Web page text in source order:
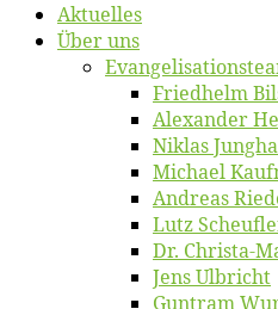
Ak­tu­el­les
Über uns
Fried­helm
Alex­an­der
Ni­klas
Mi­cha­el
An­dre­as
Lutz
Dr. Chris­­ta-
Jens Ulb­richt
Gun­tram